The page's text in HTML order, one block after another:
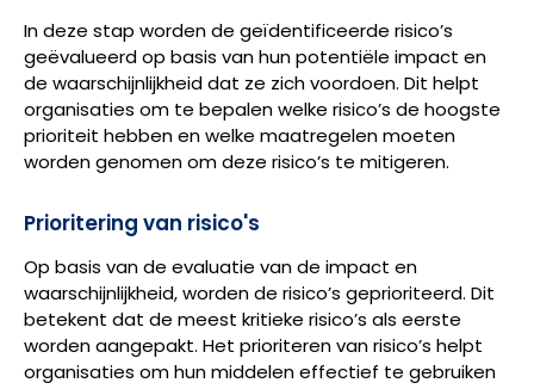
In deze stap worden de geïdentificeerde risico’s
geëvalueerd op basis van hun potentiële impact en
de waarschijnlijkheid dat ze zich voordoen. Dit helpt
organisaties om te bepalen welke risico’s de hoogste
prioriteit hebben en welke maatregelen moeten
worden genomen om deze risico’s te mitigeren.
Prioritering van risico's
Op basis van de evaluatie van de impact en
waarschijnlijkheid, worden de risico’s geprioriteerd. Dit
betekent dat de meest kritieke risico’s als eerste
worden aangepakt. Het prioriteren van risico’s helpt
organisaties om hun middelen effectief te gebruiken